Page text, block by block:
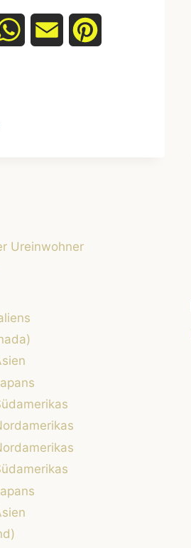
WhatsAppEmail
Ureinwohner